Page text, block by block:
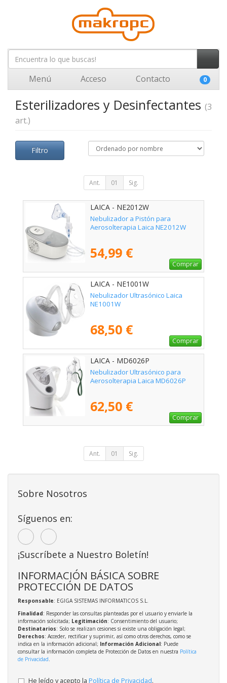
Menú Acceso Contacto 0
Esterilizadores y Desinfectantes (3
art.)
Filtro
Ant. 01 Sig.
LAICA - NE2012W
Nebulizador a Pistón para
Aerosolterapia Laica NE2012W
54,99 €
Comprar
LAICA - NE1001W
Nebulizador Ultrasónico Laica
NE1001W
68,50 €
Comprar
LAICA - MD6026P
Nebulizador Ultrasónico para
Aerosolterapia Laica MD6026P
62,50 €
Comprar
Ant. 01 Sig.
Sobre Nosotros
Síguenos en:
¡Suscríbete a Nuestro Boletín!
INFORMACIÓN BÁSICA SOBRE
PROTECCIÓN DE DATOS
Responsable: EGIGA SISTEMAS INFORMATICOS S.L.
Finalidad: Responder las consultas planteadas por el usuario y enviarle la
información solicitada; Legitimación: Consentimiento del usuario;
Destinatarios: Solo se realizan cesiones si existe una obligación legal;
Derechos: Acceder, rectificar y suprimir, así como otros derechos, como se
indica en la información adicional; Información Adicional: Puede
consultar la información completa de Protección de Datos en nuestra Política
de Privacidad.
He leído y acepto la Política de Privacidad.